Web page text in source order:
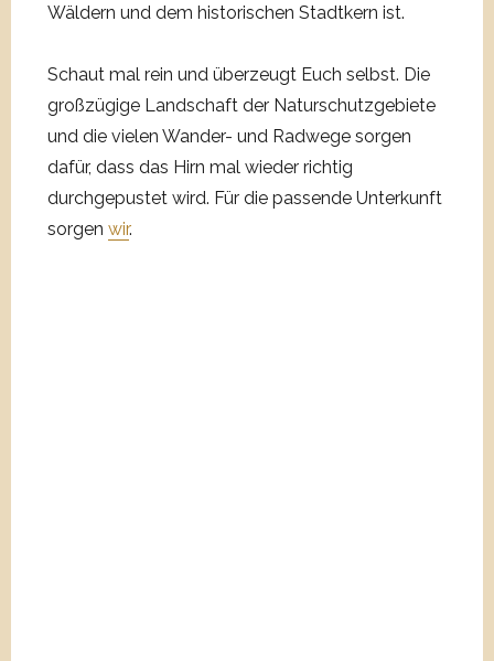
Wäldern und dem historischen Stadtkern ist.
Schaut mal rein und überzeugt Euch selbst. Die
großzügige Landschaft der Naturschutzgebiete
und die vielen Wander- und Radwege sorgen
dafür, dass das Hirn mal wieder richtig
durchgepustet wird. Für die passende Unterkunft
sorgen wir.